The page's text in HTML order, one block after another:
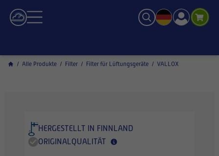
/ Alle Produkte / Filter / Filter für Lüftungsgeräte / VALLOX
HERGESTELLT IN FINNLAND
ORIGINALQUALITÄT